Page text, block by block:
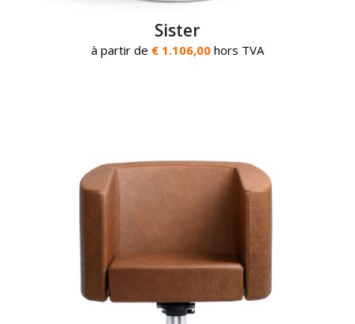
Sister
à partir de € 1.106,00 hors TVA